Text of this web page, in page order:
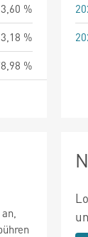
3,60 %
3,18 %
%